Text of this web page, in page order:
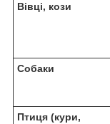
Вівці, кози
Собаки
Птиця (кури,